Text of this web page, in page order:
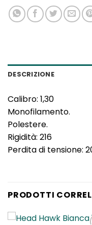
DESCRIZIONE
Calibro: 1,30
Monofilamento.
Polestere.
Rigidità: 216
Perdita di tensione:
PRODOTTI